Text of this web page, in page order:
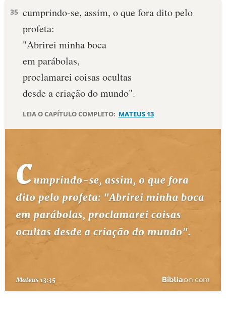
PALAVRA DO DIA
SALMO DO DIA
DEVOCIONAL DIÁRIO
TEMAS
PERGUNTE À BÍBLIA IA
TERMO BÍBLICO JOGOS
LOJA BÍBLIAON
35 cumprindo-se, assim, o que fora dito pelo
profeta:
"Abrirei minha boca
em parábolas,
proclamarei coisas ocultas
desde a criação do mundo".
LEIA O CAPÍTULO COMPLETO: MATEUS 13